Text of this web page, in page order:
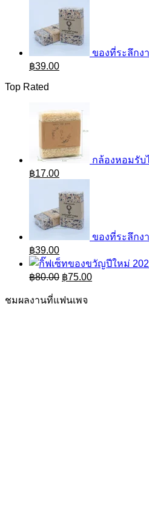
฿22.00.
is:
฿17.00.
ของที่ระลึกง
Original
was:
฿39.00Current
Top Rated
กล้องหอมรับ
Original
฿22.00.
฿17.00Current
is:
฿17.00.
ของที่ระลึกง
Original
price
was:
฿55.00.
฿39.00Current
price
is:
฿39.00.
฿80.00 Original
was:
฿75.00Current
ชมผลงานที่แฟนเพจ